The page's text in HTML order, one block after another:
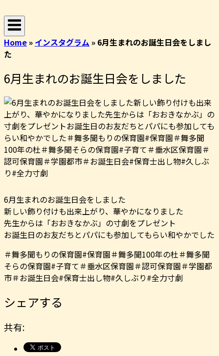
ン
テ
ン
ツ
ス
ッ
プ
ー
ム
Home» インスタグラム » 6月生まれのお誕生日会をしまし
た
6月生まれのお誕生日会をしました
6月生まれのお誕生日会をしました
新しい飾り付けも出来上がり、華やかになりました
先生からは「おおきなかぶ」の寸劇をプレゼント
お誕生日のお友だちとパパにも参加してもらい和やかでした
＃舞多聞もりの保育園#保育園＃舞多聞100年の杜＃舞多聞
そらの保育園#子育て＃垂水区保育園＃認可保育園＃学園都
市＃お誕生日会#保育士出し物#久しぶり#全力寸劇
シェアする
共有: